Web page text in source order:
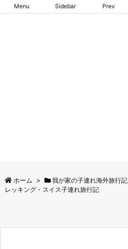
Menu Sidebar Prev
ホーム > 我が家の子連れ海外旅行記
レッキング・スイス子連れ旅行記